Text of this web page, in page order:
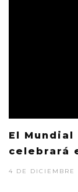
El
celebrará
4 DE DICIEMBRE